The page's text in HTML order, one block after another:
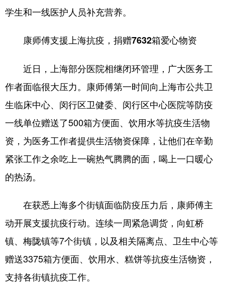
学生和一线医护人员补充营养。
康师傅支援上海抗疫，捐赠7632箱爱心物资
近日，上海部分医院相继闭环管理，广大医务工
作者面临很大压力。康师傅第一时间向上海市公共卫
生临床中心、闵行区卫健委、闵行区中心医院等防疫
一线单位赠送了500箱方便面、饮用水等抗疫生活物
资，为医务工作者提供生活物资保障，让他们在辛勤
紧张工作之余吃上一碗热气腾腾的面，喝上一口暖心
的热汤。
在获悉上海多个街镇面临防疫压力后，康师傅主
动开展支援抗疫行动。连续一周紧急调货，向虹桥
镇、梅陇镇等7个街镇，以及相关隔离点、卫生中心等
赠送3375箱方便面、饮用水、糕饼等抗疫生活物资，
支持各街镇抗疫工作。